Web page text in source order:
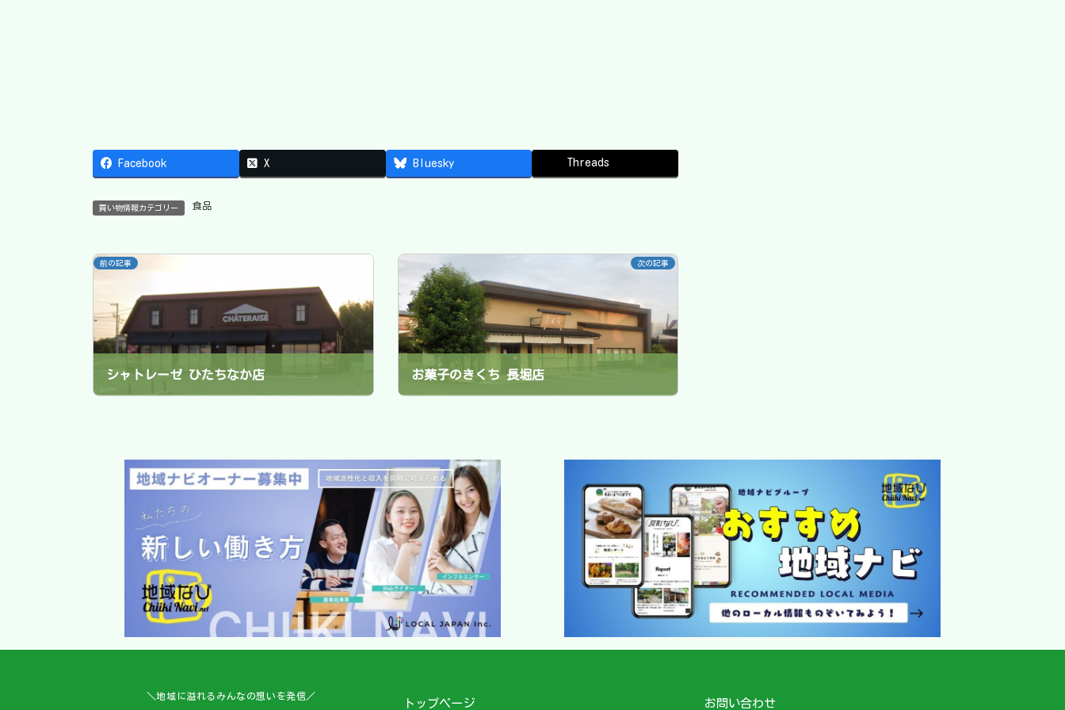
Facebook X Bluesky Threads
買い物情報カテゴリー 食品
前の記事
シャトレーゼ ひたちなか店
次の記事
お菓子のきくち 長堀店
＼地域に溢れるみんなの想いを発信／
トップページ お問い合わせ